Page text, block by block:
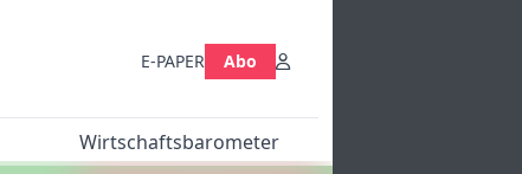
E-PAPER Abo
Wirtschaftsbarometer